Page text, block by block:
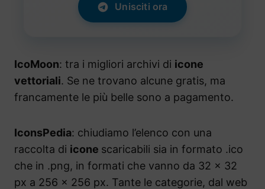
Unisciti ora
IcoMoon: tra i migliori archivi di icone
vettoriali. Se ne trovano alcune gratis, ma
francamente le più belle sono a pagamento.
IconsPedia: chiudiamo l’elenco con una
raccolta di icone scaricabili sia in formato .ico
che in .png, in formati che vanno da 32 x 32
px a 256 x 256 px. Tante le categorie, dal web